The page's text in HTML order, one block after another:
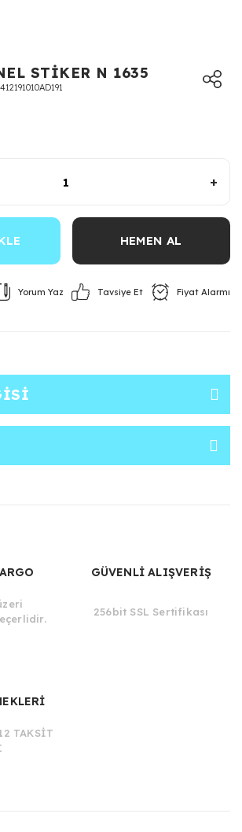
STİKER N 1635
+
HEMEN AL
Yorum Yaz Tavsiye Et Fiyat Alarmı
GÜVENLİ ALIŞVERİŞ
256bit SSL Sertifikası
TAKSİT